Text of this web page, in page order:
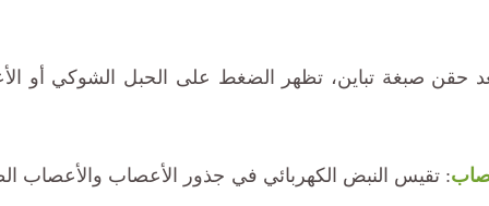
حقن صبغة تباين، تظهر الضغط على الحبل الشوكي أو
: تقيس النبض الكهربائي في جذور الأعصاب